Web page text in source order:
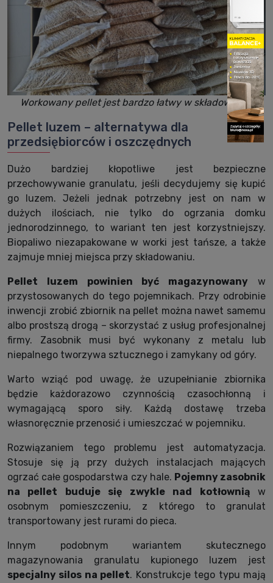
Workowany pellet jest bardzo łatwy w składowaniu.
Pellet luzem – alternatywa dla
przedsiębiorców i oszczędnych
Dużo bardziej kłopotliwe jest bezpieczne
przechowywanie granulatu, jeśli decydujemy się kupić
go luzem. Jeżeli jednak potrzebny jest on nam w
dużych ilościach, nie tylko do ogrzania domku
jednorodzinnego, to wariant ten jest korzystniejszy.
Biopaliwo niezapakowane w worki jest tańsze, a także
zajmuje mniej miejsca przy składowaniu.
Pellet luzem powinien być magazynowany w
przystosowanych do tego pojemnikach. Przy odrobinie
inwencji zrobić zbiornik na pellet można nawet samemu
albo prostszą drogą – skorzystać z usług profesjonalnej
firmy. Zasobnik musi być wykonany z metalu lub
niepalnego tworzywa sztucznego i zamykany od góry.
Warto wziąć pod uwagę, że uzupełnianie zbiornika
będzie każdorazowo czynnością czasochłonną i
wymagającą sporo siły. Każdą dostawę trzeba
własnoręcznie przenosić i umieszczać w pojemniku.
Rozwiązaniem tego problemu jest automatyzacja.
Stosuje się ją przy dużych instalacjach mających
ogrzać całe gospodarstwa czy hale. Pojemny zasobnik
na pellet buduje się zwykle nad kotłowniąw
osobnym pomieszczeniu, z którego to granulat
transportowany jest rurami do pieca.
Innym podobnym wariantem skutecznego
magazynowania granulatu kupionego luzem jest
specjalny silos na pellet. Konstrukcje tego typu mają